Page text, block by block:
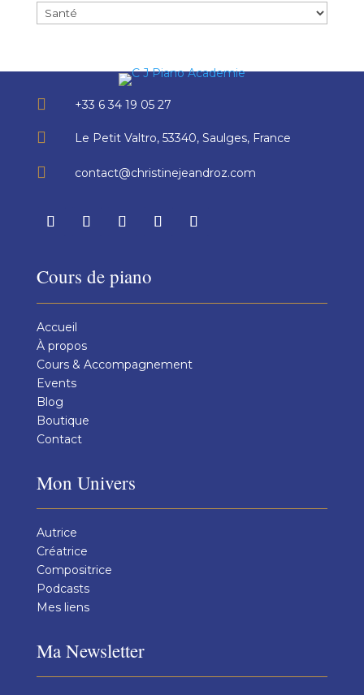
 +33 6 34 19 05 27
 Le Petit Valtro, 53340, Saulges, France
 contact@christinejeandroz.com
Cours de piano
Accueil
À propos
Cours & Accompagnement
Events
Blog
Boutique
Contact
Mon Univers
Autrice
Créatrice
Compositrice
Podcasts
Mes liens
Ma Newsletter